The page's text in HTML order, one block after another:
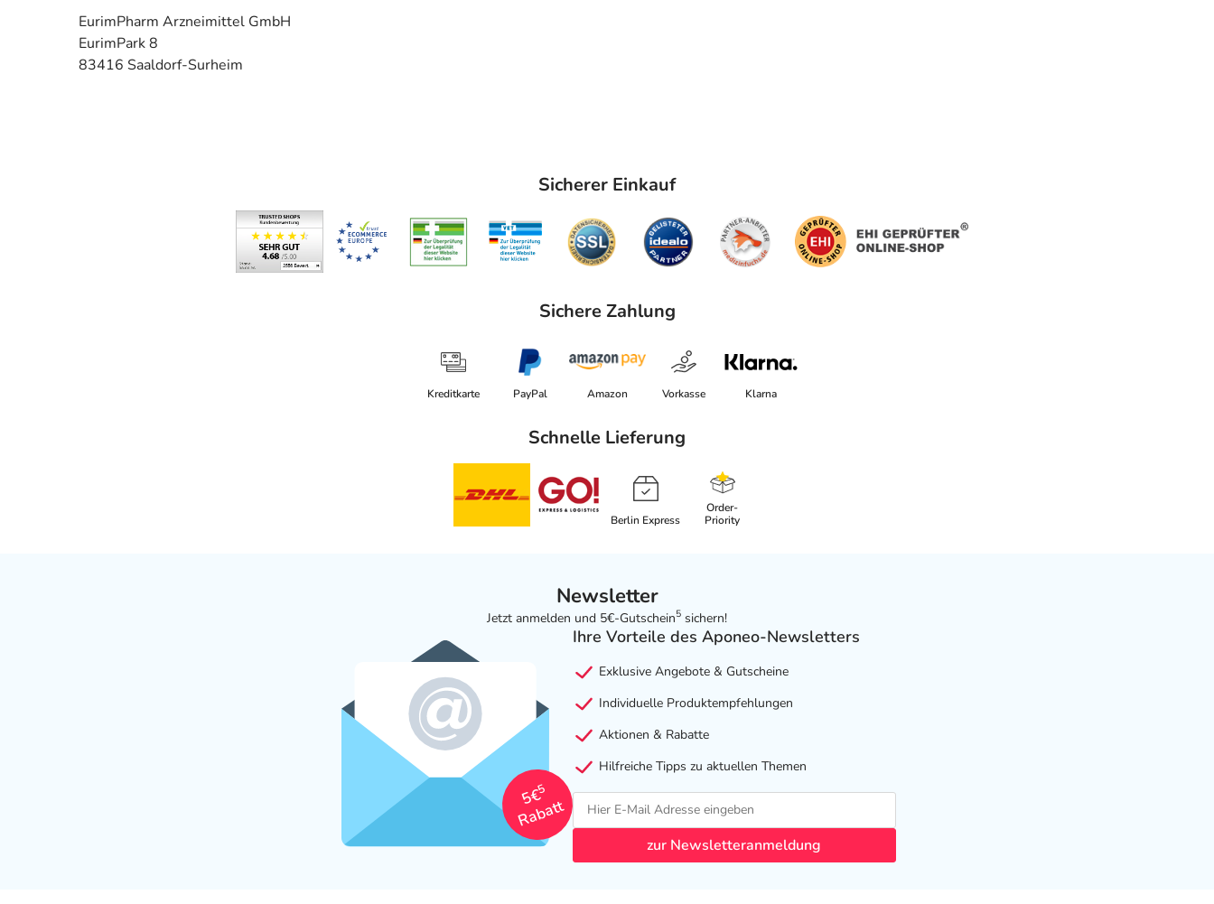
EurimPharm Arzneimittel GmbH
EurimPark 8
83416 Saaldorf-Surheim
Sicherer Einkauf
Sichere Zahlung
Kreditkarte PayPal Amazon Vorkasse Klarna
Schnelle Lieferung
Berlin Express
Order-
Priority
Newsletter
Jetzt anmelden und 5€-Gutschein5 sichern!
5€
5
Rabatt
Ihre Vorteile des Aponeo-Newsletters
Exklusive Angebote & Gutscheine
Individuelle Produktempfehlungen
Aktionen & Rabatte
Hilfreiche Tipps zu aktuellen Themen
zur Newsletteranmeldung